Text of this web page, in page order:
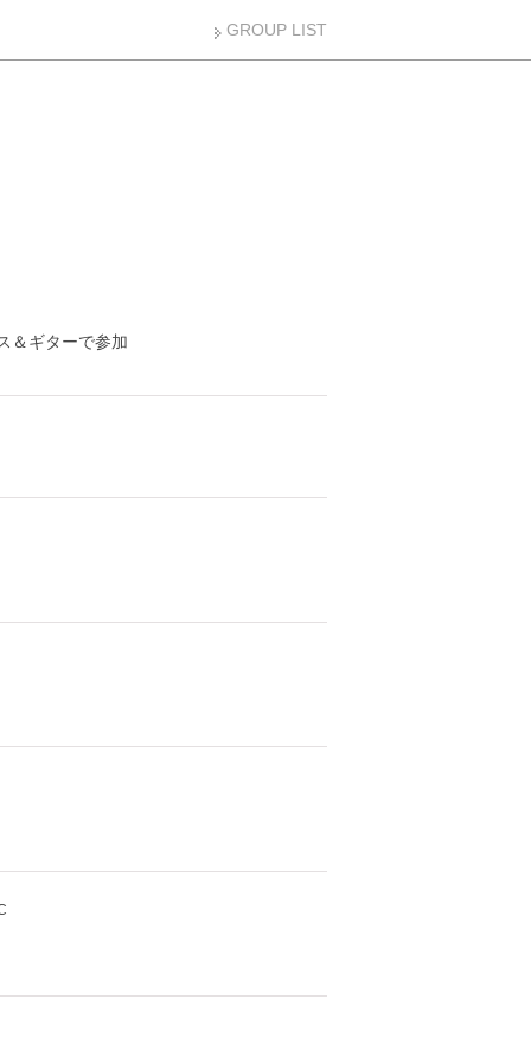
GROUP LIST
＆ギターで参加